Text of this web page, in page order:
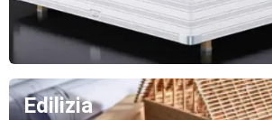
Edilizia